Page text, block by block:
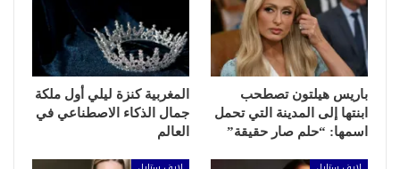
باريس هيلتون تصطحب
ابنتها إلى المدينة التي تحمل
اسمها: “حلم صار حقيقة”
المغربية كنزة ليلي أول ملكة
جمال الذكاء الاصطناعي في
العالم